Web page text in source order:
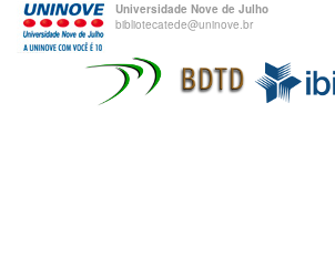
Universidade Nove de Julho
bibliotecatede@uninove.br